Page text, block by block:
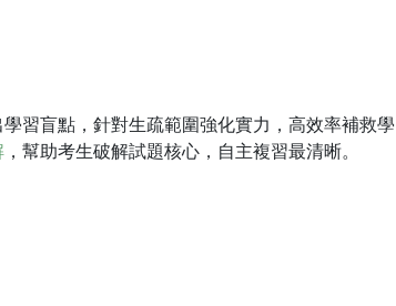
習盲點，針對生疏範圍強化實力，高效率補救學
，幫助考生破解試題核心，自主複習最清晰。